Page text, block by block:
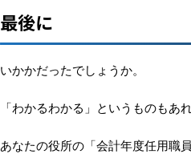
最後に
いかかだったでしょうか。
「わかるわかる」というものもあ
あなたの役所の「会計年度任用職